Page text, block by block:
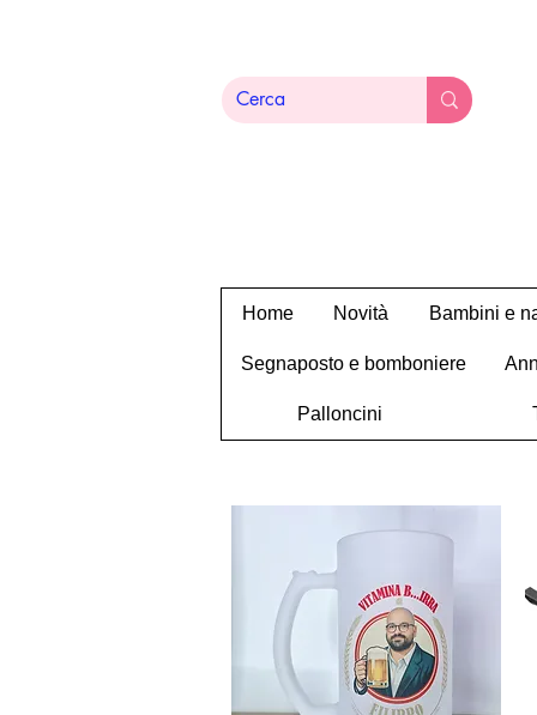
Home Novità Bambini e
Segnaposto e bomboniere
Palloncini